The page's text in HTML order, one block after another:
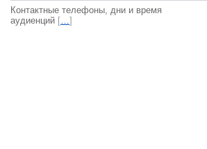
Контактные телефоны, дни и время
аудиенций […]